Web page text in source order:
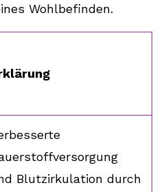
Wohlbefinden.
Blutzirkulation durch